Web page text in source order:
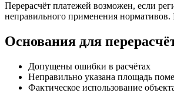
Перерасчёт платежей возможен, если
неправильного применения
Основания для
Допущены ошибки в расчётах
Неправильно указана площадь
Фактическое использование